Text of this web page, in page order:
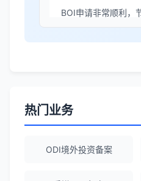
境外投资备案流程清
陈经理
热门业务
ODI境外投资备案